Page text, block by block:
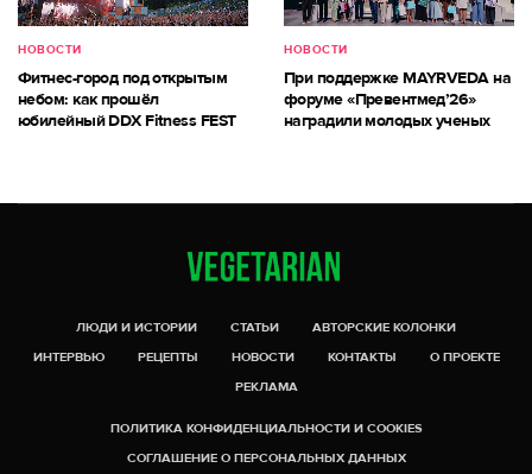
НОВОСТИ
Фитнес-город под открытым
небом: как прошёл
юбилейный DDX Fitness FEST
НОВОСТИ
При поддержке MAYRVEDA на
форуме «Превентмед’26»
наградили молодых ученых
ЛЮДИ И ИСТОРИИ СТАТЬИ
АВТОРСКИЕ КОЛОНКИ
ИНТЕРВЬЮ
РЕЦЕПТЫ НОВОСТИ КОНТАКТЫ
О ПРОЕКТЕ
РЕКЛАМА
ПОЛИТИКА КОНФИДЕНЦИАЛЬНОСТИ И COOKIES
СОГЛАШЕНИЕ О ПЕРСОНАЛЬНЫХ ДАННЫХ